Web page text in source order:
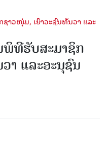
ຊາວໜຸ່ມ, ເຍົາວະຊົນທັນວາ ແລະ
ພິທີຮັບສະມາຊິກ
າ ແລະອະນຸຊົນ